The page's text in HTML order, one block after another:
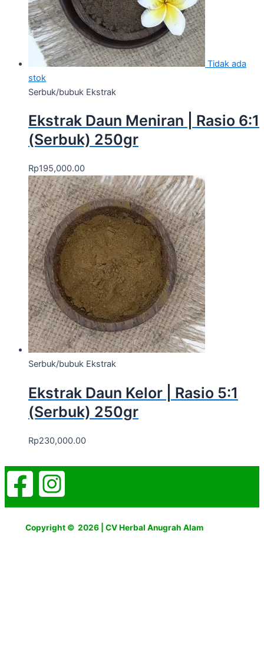
Tidak ada
stok
Serbuk/bubuk Ekstrak
Ekstrak Daun Meniran | Rasio 6:1
(Serbuk) 250gr
Rp195,000.00
Serbuk/bubuk Ekstrak
Ekstrak Daun Kelor | Rasio 5:1
(Serbuk) 250gr
Rp230,000.00
Copyright © 2026 | CV Herbal Anugrah Alam